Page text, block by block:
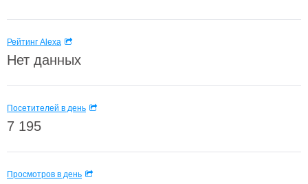
Рейтинг Alexa
Нет данных
Посетителей в день
7 195
Просмотров в день